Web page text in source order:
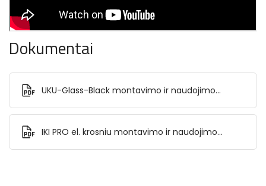
Dokumentai
UKU-Glass-Black montavimo ir naudojimo
instrukcija.pdf
IKI PRO el. krosniu montavimo ir naudojimo
instrukcija EN.pdf